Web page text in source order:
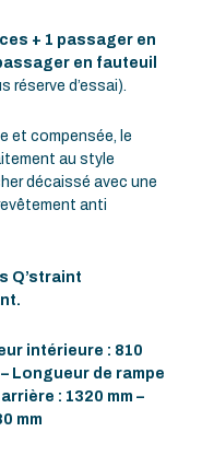
+ 1 passager en
en fauteuil
réserve d’essai).
et compensée, le
au style
décaissé avec une
anti
Q’straint
intérieure : 810
Longueur de rampe
: 1320 mm –
mm